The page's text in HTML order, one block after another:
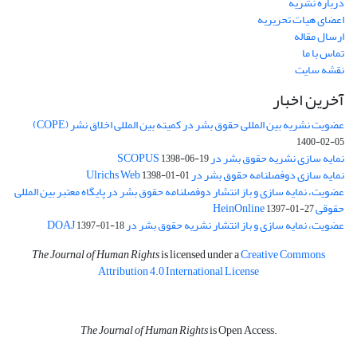
اعضای هیات تحریریه
ارسال مقاله
تماس با ما
نقشه سایت
آخرین اخبار
عضویت نشریه بین المللی حقوق بشر در کمیته بین المللی اخلاق نشر (COPE)
1400-02-05
نمایه سازی نشریه حقوق بشر در SCOPUS1398-06-19
نمایه سازی دوفصلنامه حقوق بشر در Ulrichs Web1398-01-01
عضویت، نمایه سازی و باز انتشار دوفصلنامه حقوق بشر در پایگاه معتبر بین المللی
حقوقی HeinOnline1397-01-27
عضویت، نمایه سازی و باز انتشار نشریه حقوق بشر در DOAJ1397-01-18
The Journal of Human Rightsis licensed under aCreative Commons
Attribution 4.0 International License
The Journal of Human Rightsis Open Access.